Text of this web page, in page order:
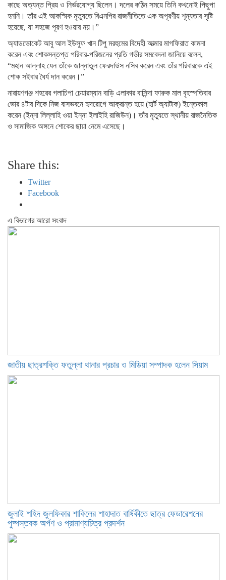
কাছে অত্যন্ত প্রিয় ও নির্ভরযোগ্য ছিলেন। দলের কঠিন সময়ে তিনি কখনোই পিছুপা
হননি। তাঁর এই আকস্মিক মৃত্যুতে বিএনপির রাজনীতিতে এক অপূরণীয় শূন্যতার সৃষ্টি
হয়েছে, যা সহজে পূরণ হওয়ার নয়।”
অ্যাডভোকেট আবু আল ইউসুফ খান টিপু মরহুমের বিদেহী আত্মার মাগফিরাত কামনা
করেন এবং শোকসন্তপ্ত পরিবার-পরিজনের প্রতি গভীর সমবেদনা জানিয়ে বলেন,
“মহান আল্লাহ যেন তাঁকে জান্নাতুল ফেরদাউস নসিব করেন এবং তাঁর পরিবারকে এই
শোক সইবার ধৈর্য দান করেন।”
নারায়ণগঞ্জ শহরের গলাচিপা চেয়ারম্যান বাড়ি এলাকার বাসিন্দা ফারুক মাল বৃহস্পতিবার
ভোর ৪টার দিকে নিজ বাসভবনে হৃদরোগে আক্রান্ত হয়ে (হার্ট অ্যাটাক) ইন্তেকাল
করেন (ইন্না লিল্লাহি ওয়া ইন্না ইলাইহি রাজিউন)। তাঁর মৃত্যুতে স্থানীয় রাজনৈতিক
ও সামাজিক অঙ্গনে শোকের ছায়া নেমে এসেছে।
Share this:
Twitter
Facebook
এ বিভাগের আরো সংবাদ
জাতীয় ছাত্রশক্তি ফতুল্লা থানার প্রচার ও মিডিয়া সম্পাদক হলেন সিয়াম
​জুলাই শহিদ জুলফিকার শাকিলের শাহাদাত বার্ষিকীতে ছাত্র ফেডারেশনের
পুষ্পস্তবক অর্পণ ও প্রামাণ্যচিত্র প্রদর্শন